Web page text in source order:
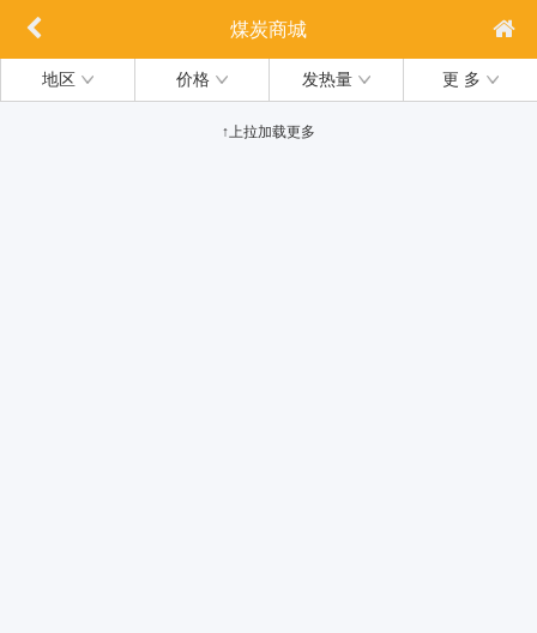
煤炭商城
地区 价格 发热量 更 多
↑上拉加载更多